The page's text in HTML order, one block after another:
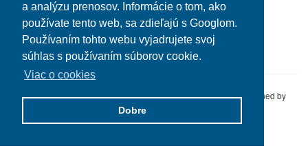
a analýzu prenosov. Informácie o tom, ako
používate tento web, sa zdieľajú s Googlom.
Používaním tohto webu vyjadrujete svoj
súhlas s používaním súborov cookie.
Viac o cookies
Dobre
Môj účet
Môj účet
História objednávok
Slovíčko E-shop © 2016 Altline s.r.o. All Rights Reserved. Designed by
TYPOSOFIA